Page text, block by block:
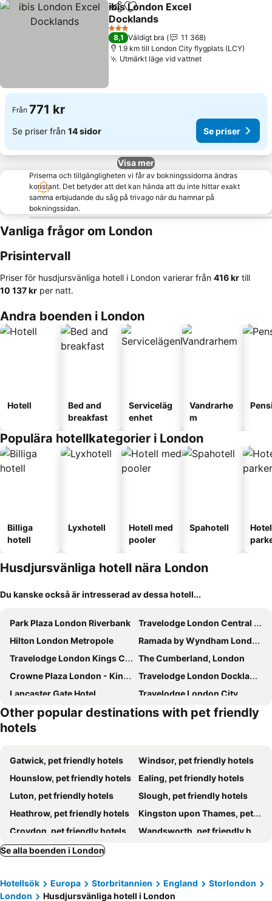
Dela Lägg till i Mina Favoriter
ibis London Excel
Docklands
Se priser
3 Stjärnor
8,1 Väldigt bra
11 368
1.9 km till London City flygplats (LCY)
Utmärkt läge vid vattnetSe priser
Från 771 kr
Se priser från 14 sidor Se priser
Visa mer
Priserna och tillgängligheten vi får av bokningssidorna ändras
konstant. Det betyder att det kan hända att du inte hittar exakt
samma erbjudande du såg på trivago när du hamnar på
bokningssidan.
Vanliga frågor om London
Prisintervall
Priser för husdjursvänliga hotell i London varierar från ‎416 kr till
‎10 137 kr per natt.
Andra boenden i London
Hotell
Bed and
breakfast
Serviceläg
enhet
Vandrarhe
m
Populära hotellkategorier i London
Billiga
hotell
Lyxhotell
Hotell med
pooler
Spahotell
Husdjursvänliga hotell nära London
Du kanske också är intresserad av dessa hotell...
Park Plaza London Riverbank
Travelodge London Central City Road
Hilton London Metropole
Ramada by Wyndham London North M1
Travelodge London Kings Cross Royal Scot
The Cumberland, London
Crowne Plaza London - Kings Cross By Ihg
Travelodge London Docklands Central
Lancaster Gate Hotel
Travelodge London City
Travelodge London Wembley
The Grand at Trafalgar Square
Novotel London Paddington
Bedford Hotel
The Dilly
Dorsett Shepherds Bush
Novotel London Brentford
ibis budget London Barking
Kimpton Fitzroy London By Ihg
Rubens At The Palace
Holiday Inn Express London - Ealing By Ihg
Travelodge London Covent Garden
Hyatt Place London City East
One Hundred Shoreditch
Hilton London Kensington
Ellen Kensington
Other popular destinations with pet friendly
hotels
Gatwick, pet friendly hotels
Windsor, pet friendly hotels
Hounslow, pet friendly hotels
Ealing, pet friendly hotels
Luton, pet friendly hotels
Slough, pet friendly hotels
Heathrow, pet friendly hotels
Kingston upon Thames, pet friendly hotels
Croydon, pet friendly hotels
Wandsworth, pet friendly hotels
Bishop's Stortford, pet friendly hotels
Dartford, pet friendly hotels
Richmond-upon-Thames, pet friendly hotels
Se alla boenden i London
Hotellsök Europa Storbritannien England
Storlondon
London
Husdjursvänliga hotell i London